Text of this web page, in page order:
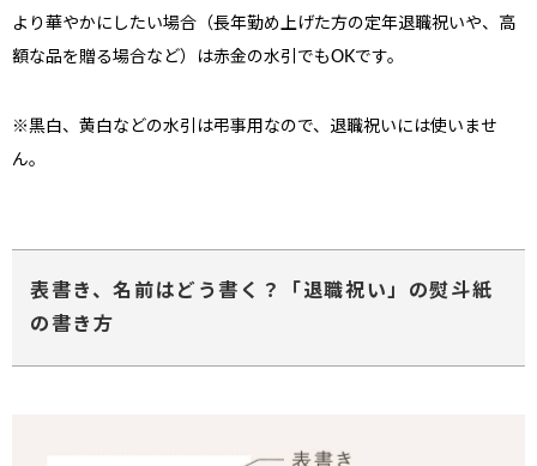
より華やかにしたい場合（長年勤め上げた方の定年退職祝いや、高
額な品を贈る場合など）は赤金の水引でもOKです。
※黒白、黄白などの水引は弔事用なので、退職祝いには使いませ
ん。
表書き、名前はどう書く？「退職祝い」の熨斗紙
の書き方